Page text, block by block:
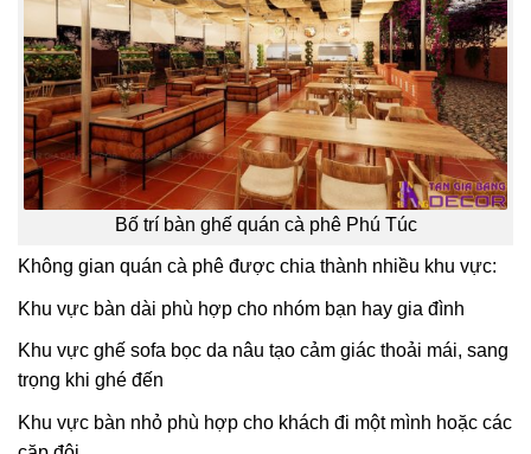
Bố trí bàn ghế quán cà phê Phú Túc
Không gian quán cà phê được chia thành nhiều khu vực:
Khu vực bàn dài phù hợp cho nhóm bạn hay gia đình
Khu vực ghế sofa bọc da nâu tạo cảm giác thoải mái, sang
trọng khi ghé đến
Khu vực bàn nhỏ phù hợp cho khách đi một mình hoặc các